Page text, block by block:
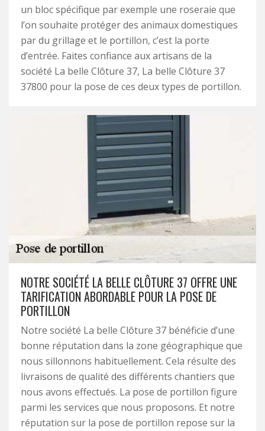
un bloc spécifique par exemple une roseraie que
l’on souhaite protéger des animaux domestiques
par du grillage et le portillon, c’est la porte
d’entrée. Faites confiance aux artisans de la
société La belle Clôture 37, La belle Clôture 37
37800 pour la pose de ces deux types de portillon.
NOTRE SOCIÉTÉ LA BELLE CLÔTURE 37 OFFRE UNE
TARIFICATION ABORDABLE POUR LA POSE DE
PORTILLON
Notre société La belle Clôture 37 bénéficie d’une
bonne réputation dans la zone géographique que
nous sillonnons habituellement. Cela résulte des
livraisons de qualité des différents chantiers que
nous avons effectués. La pose de portillon figure
parmi les services que nous proposons. Et notre
réputation sur la pose de portillon repose sur la